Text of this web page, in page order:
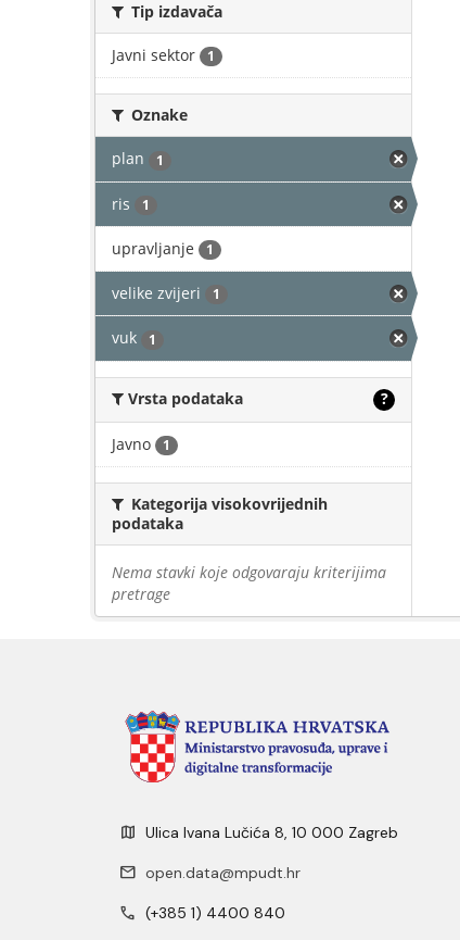
Tip izdavača
Javni sektor 1
Oznake
plan 1
ris 1
upravljanje 1
velike zvijeri 1
vuk 1
Vrsta podataka ?
Javno 1
Kategorija visokovrijednih
podataka
Nema stavki koje odgovaraju kriterijima
pretrage